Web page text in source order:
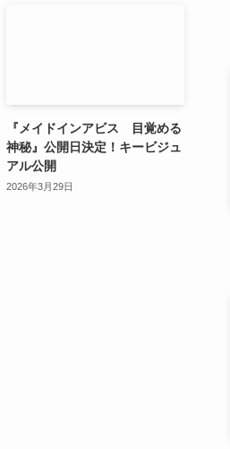
『メイドインアビス 目覚める
神秘』公開日決定！キービジュ
アル公開
2026年3月29日